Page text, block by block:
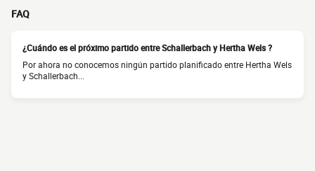
FAQ
¿Cuándo es el próximo partido entre Schallerbach y Hertha Wels ?
Por ahora no conocemos ningún partido planificado entre Hertha Wels
y Schallerbach...